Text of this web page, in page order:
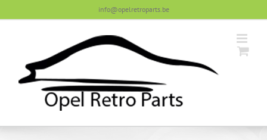
info@opelretroparts.be